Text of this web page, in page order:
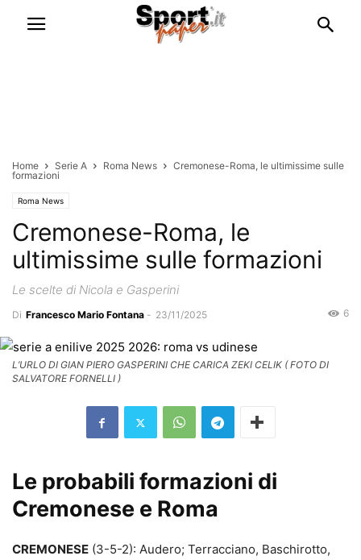
Home Serie A Roma News
Cremonese-Roma, le ultimissime sulle
formazioni
Roma News
Cremonese-Roma, le
ultimissime sulle formazioni
Le scelte di Nicola e Gasperini
Di Francesco Mario Fontana - 23/11/2025 6
L’URLO DI GIAN PIERO GASPERINI CHE CARICA ZEKI CELIK ( FOTO DI
SALVATORE FORNELLI )
Le probabili formazioni di
Cremonese e Roma
CREMONESE (3-5-2): Audero; Terracciano, Baschirotto,